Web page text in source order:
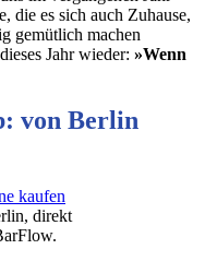
die es sich auch Zuhause,
gemütlich machen
Jahr wieder: »Wenn
von Berlin
direkt